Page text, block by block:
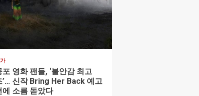
포 영화 팬들, ‘불안감 최고
’… 신작 Bring Her Back 예고
에 소름 돋았다